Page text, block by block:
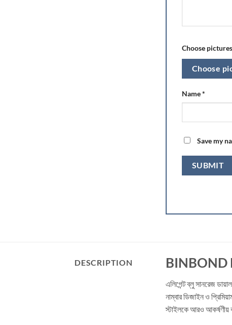
Choose
Choose
Name*
Save my
DESCRIPTION BINBOND
এলিগেন্ট ব্লু সানরেজ
নাম্বার ডিজাইন ও
স্টাইলকে আরও আকর্ষণীয়